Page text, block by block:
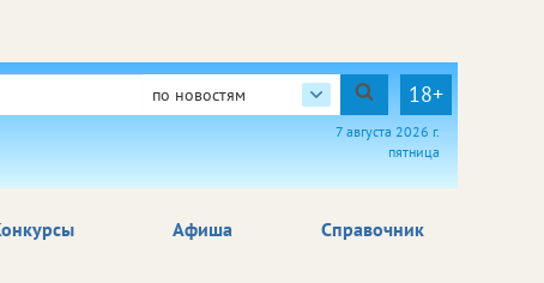
по новостям 18+
7 августа 2026 г.
пятница
Афиша Справочник